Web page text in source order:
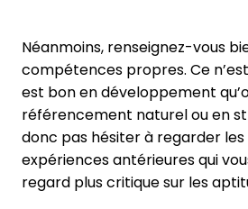
Néanmoins, renseignez-vous
compétences propres. Ce
est bon en développement
référencement naturel ou en
donc pas hésiter à regarder
expériences antérieures qui
regard plus critique sur les